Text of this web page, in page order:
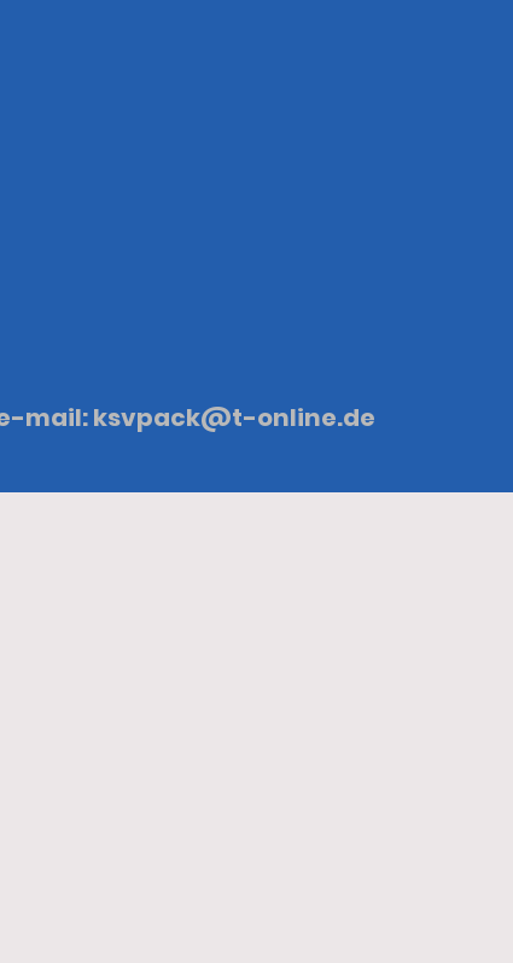
mail: ksvpack@t-online.de